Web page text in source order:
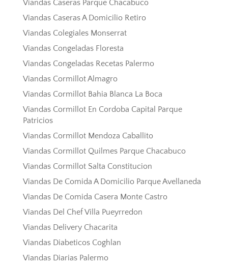
Viandas Caseras Parque Chacabuco
Viandas Caseras A Domicilio Retiro
Viandas Colegiales Monserrat
Viandas Congeladas Floresta
Viandas Congeladas Recetas Palermo
Viandas Cormillot Almagro
Viandas Cormillot Bahia Blanca La Boca
Viandas Cormillot En Cordoba Capital Parque
Patricios
Viandas Cormillot Mendoza Caballito
Viandas Cormillot Quilmes Parque Chacabuco
Viandas Cormillot Salta Constitucion
Viandas De Comida A Domicilio Parque Avellaneda
Viandas De Comida Casera Monte Castro
Viandas Del Chef Villa Pueyrredon
Viandas Delivery Chacarita
Viandas Diabeticos Coghlan
Viandas Diarias Palermo